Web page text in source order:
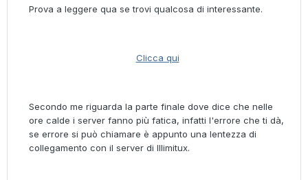
Prova a leggere qua se trovi qualcosa di interessante.
Clicca qui
Secondo me riguarda la parte finale dove dice che nelle
ore calde i server fanno più fatica, infatti l'errore che ti dà,
se errore si può chiamare è appunto una lentezza di
collegamento con il server di Illimitux.